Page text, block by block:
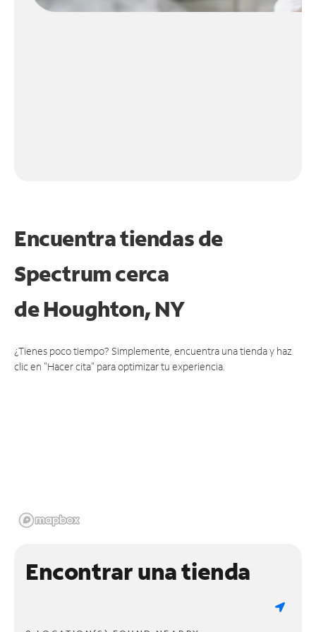
Encuentra tiendas de
Spectrum cerca
deHoughton, NY
¿Tienes poco tiempo? Simplemente, encuentra una tienda y haz
clic en "Hacer cita" para optimizar tu experiencia.
Encontrar una tienda